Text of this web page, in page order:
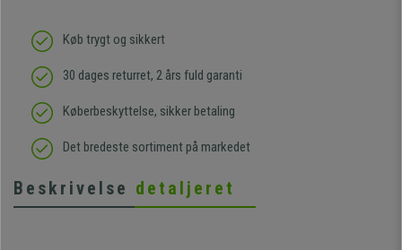
Køb trygt og sikkert
30 dages returret, 2 års fuld garanti
Køberbeskyttelse, sikker betaling
Det bredeste sortiment på markedet
Beskrivelse detaljeret